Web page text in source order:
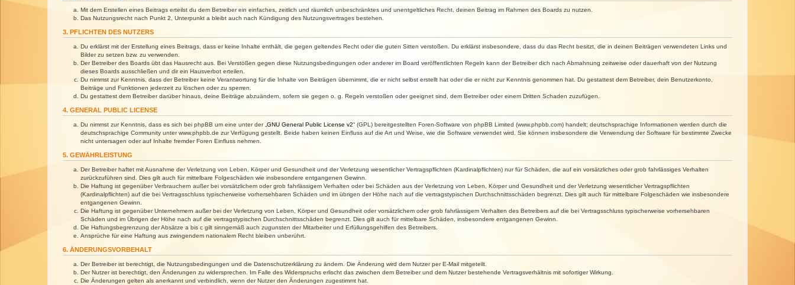
Mit dem Erstellen eines Beitrags erteilst du dem Betreiber ein einfaches, zeitlich und räumlich unbeschränktes und unentgeltliches Recht, deinen Beitrag im Rahmen des Boards zu nutzen.
Das Nutzungsrecht nach Punkt 2, Unterpunkt a bleibt auch nach Kündigung des Nutzungsvertrages bestehen.
3. PFLICHTEN DES NUTZERS
Du erklärst mit der Erstellung eines Beitrags, dass er keine Inhalte enthält, die gegen geltendes Recht oder die guten Sitten verstoßen. Du erklärst insbesondere, dass du das Recht besitzt, die in deinen Beiträgen verwendeten Links und
Bilder zu setzen bzw. zu verwenden.
Der Betreiber des Boards übt das Hausrecht aus. Bei Verstößen gegen diese Nutzungsbedingungen oder anderer im Board veröffentlichten Regeln kann der Betreiber dich nach Abmahnung zeitweise oder dauerhaft von der Nutzung
dieses Boards ausschließen und dir ein Hausverbot erteilen.
Du nimmst zur Kenntnis, dass der Betreiber keine Verantwortung für die Inhalte von Beiträgen übernimmt, die er nicht selbst erstellt hat oder die er nicht zur Kenntnis genommen hat. Du gestattest dem Betreiber, dein Benutzerkonto,
Beiträge und Funktionen jederzeit zu löschen oder zu sperren.
Du gestattest dem Betreiber darüber hinaus, deine Beiträge abzuändern, sofern sie gegen o. g. Regeln verstoßen oder geeignet sind, dem Betreiber oder einem Dritten Schaden zuzufügen.
4. GENERAL PUBLIC LICENSE
Du nimmst zur Kenntnis, dass es sich bei phpBB um eine unter der „ GNU General Public License v2“ (GPL) bereitgestellten Foren-Software von phpBB Limited (www.phpbb.com) handelt; deutschsprachige Informationen werden durch die
deutschsprachige Community unter www.phpbb.de zur Verfügung gestellt. Beide haben keinen Einfluss auf die Art und Weise, wie die Software verwendet wird. Sie können insbesondere die Verwendung der Software für bestimmte Zwecke
nicht untersagen oder auf Inhalte fremder Foren Einfluss nehmen.
5. GEWÄHRLEISTUNG
Der Betreiber haftet mit Ausnahme der Verletzung von Leben, Körper und Gesundheit und der Verletzung wesentlicher Vertragspflichten (Kardinalpflichten) nur für Schäden, die auf ein vorsätzliches oder grob fahrlässiges Verhalten
zurückzuführen sind. Dies gilt auch für mittelbare Folgeschäden wie insbesondere entgangenen Gewinn.
Die Haftung ist gegenüber Verbrauchern außer bei vorsätzlichem oder grob fahrlässigem Verhalten oder bei Schäden aus der Verletzung von Leben, Körper und Gesundheit und der Verletzung wesentlicher Vertragspflichten
(Kardinalpflichten) auf die bei Vertragsschluss typischerweise vorhersehbaren Schäden und im übrigen der Höhe nach auf die vertragstypischen Durchschnittsschäden begrenzt. Dies gilt auch für mittelbare Folgeschäden wie insbesondere
entgangenen Gewinn.
Die Haftung ist gegenüber Unternehmern außer bei der Verletzung von Leben, Körper und Gesundheit oder vorsätzlichem oder grob fahrlässigem Verhalten des Betreibers auf die bei Vertragsschluss typischerweise vorhersehbaren
Schäden und im Übrigen der Höhe nach auf die vertragstypischen Durchschnittsschäden begrenzt. Dies gilt auch für mittelbare Schäden, insbesondere entgangenen Gewinn.
Die Haftungsbegrenzung der Absätze a bis c gilt sinngemäß auch zugunsten der Mitarbeiter und Erfüllungsgehilfen des Betreibers.
Ansprüche für eine Haftung aus zwingendem nationalem Recht bleiben unberührt.
6. ÄNDERUNGSVORBEHALT
Der Betreiber ist berechtigt, die Nutzungsbedingungen und die Datenschutzerklärung zu ändern. Die Änderung wird dem Nutzer per E-Mail mitgeteilt.
Der Nutzer ist berechtigt, den Änderungen zu widersprechen. Im Falle des Widerspruchs erlischt das zwischen dem Betreiber und dem Nutzer bestehende Vertragsverhältnis mit sofortiger Wirkung.
Die Änderungen gelten als anerkannt und verbindlich, wenn der Nutzer den Änderungen zugestimmt hat.